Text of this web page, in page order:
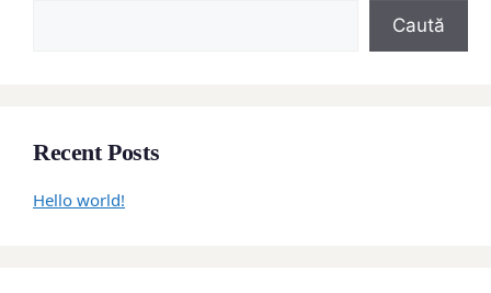
Caută
Recent Posts
Hello world!